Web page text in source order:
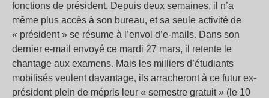
fonctions de président. Depuis deux semaines, il n’a
même plus accès à son bureau, et sa seule activité de
« président » se résume à l’envoi d’e-mails. Dans son
dernier e-mail envoyé ce mardi 27 mars, il retente le
chantage aux examens. Mais les milliers d’étudiants
mobilisés veulent davantage, ils arracheront à ce futur ex-
président plein de mépris leur « semestre gratuit » (le 10